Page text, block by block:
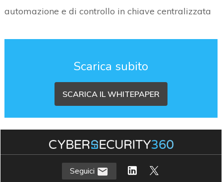
automazione e di controllo in chiave centralizzata
Scarica subito
SCARICA IL WHITEPAPER
Seguici